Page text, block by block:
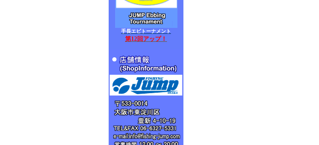
手長エビトーナメント
第12回アップ！